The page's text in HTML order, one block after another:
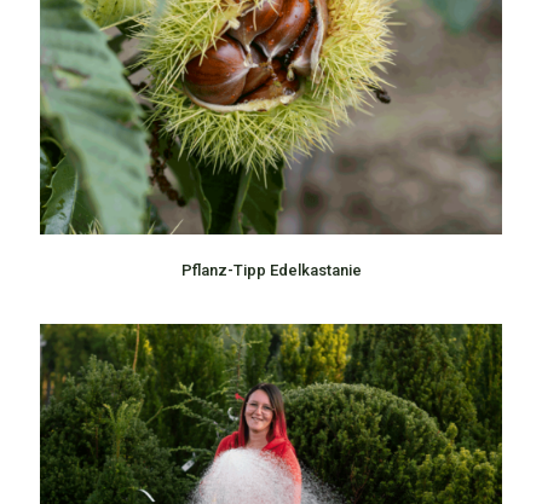
Pflanz-Tipp Edelkastanie